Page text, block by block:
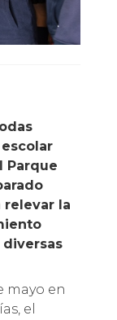
Parque
relevar la
diversas
mayo en
el